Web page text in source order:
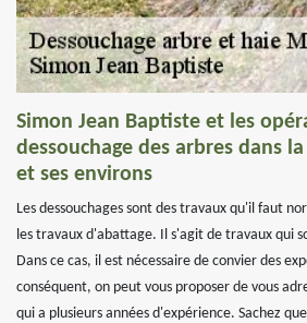
Simon Jean Baptiste et les
dessouchage des arbres dans
et ses environs
Les dessouchages sont des travaux qu'il faut
les travaux d'abattage. Il s'agit de travaux qui
Dans ce cas, il est nécessaire de convier des
conséquent, on peut vous proposer de vous
qui a plusieurs années d'expérience. Sachez